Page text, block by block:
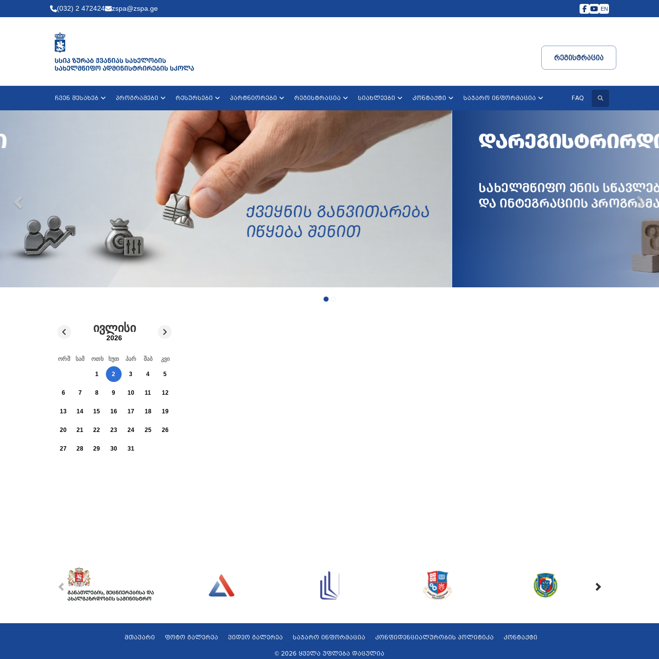
(032) 2 472424 zspa@zspa.ge EN
Რეგისტრაცია
ჩვენ შესახებ პროგრამები რესურსები პარტნიორები რეგისტრაცია სიახლეები კონტაქტი საჯარო ინფორმაცია FAQ
ძიება
ივლისი
2026
ორშ სამ ოთხ ხუთ პარ შაბ კვი
1 2 3 4 5
6 7 8 9 10 11 12
13 14 15 16 17 18 19
20 21 22 23 24 25 26
27 28 29 30 31
მთავარი ფოტო გალერეა ვიდეო გალერეა საჯარო ინფორმაცია კონფიდენციალურობის პოლიტიკა კონტაქტი
© 2026 ყველა უფლება დაცულია